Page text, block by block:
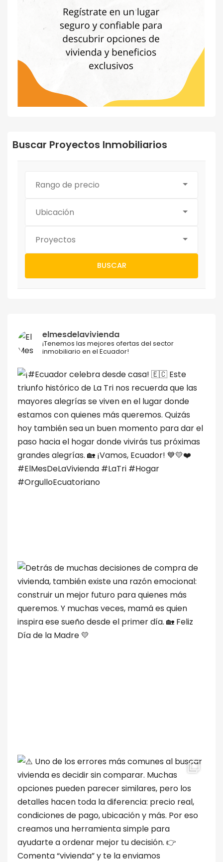
Buscar Proyectos Inmobiliarios
Rango de precio
Ubicación
Proyectos
BUSCAR
elmesdelavivienda
¡Tenemos las mejores ofertas del sector
inmobiliario en el Ecuador!